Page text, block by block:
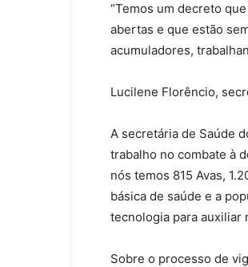
“Temos um decreto
abertas e que estão
acumuladores,
Lucilene Florêncio,
A secretária de Saúde
trabalho no combate à
nós temos 815 Avas,
básica de saúde e a
tecnologia para auxiliar
Sobre o processo de